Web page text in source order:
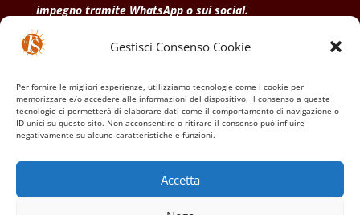
Gestisci Consenso Cookie
Per fornire le migliori esperienze, utilizziamo tecnologie come i cookie per
memorizzare e/o accedere alle informazioni del dispositivo. Il consenso a queste
tecnologie ci permetterà di elaborare dati come il comportamento di navigazione o
ID unici su questo sito. Non acconsentire o ritirare il consenso può influire
negativamente su alcune caratteristiche e funzioni.
Accetta
impegno tramite WhatsApp o sui social.
• Condizioni generali di vendita